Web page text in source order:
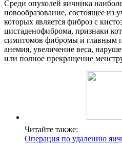
Среди опухолей яичника
новообразование, состоящее из
которых является фиброз с
цистаденофиброма, признаки
симптомов фибромы и главным
анемия, увеличение веса,
или полное прекращение
Читайте также:
Операция по удалению